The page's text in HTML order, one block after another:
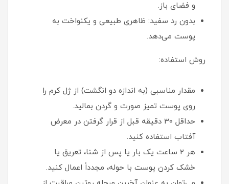
و فضای باز.
بدون رد سفید: ظاهری طبیعی و یکنواخت به
پوست می‌دهد.
روش استفاده:
مقدار مناسبی (به اندازه دو انگشت) از ژل کرم را
روی پوست تمیز صورت و گردن بمالید.
حداقل 30 دقیقه قبل از قرار گرفتن در معرض
آفتاب استفاده کنید.
هر 2 ساعت یک بار یا پس از شنا، تعریق یا
خشک کردن پوست با حوله، مجدداً اعمال کنید.